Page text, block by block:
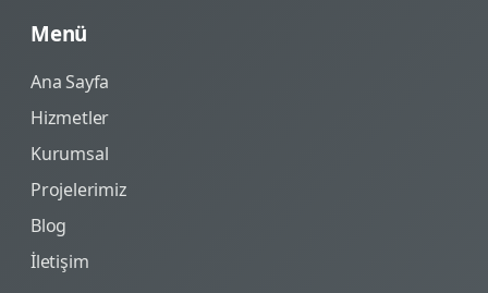
Menü
Ana Sayfa
Hizmetler
Kurumsal
Projelerimiz
Blog
İletişim